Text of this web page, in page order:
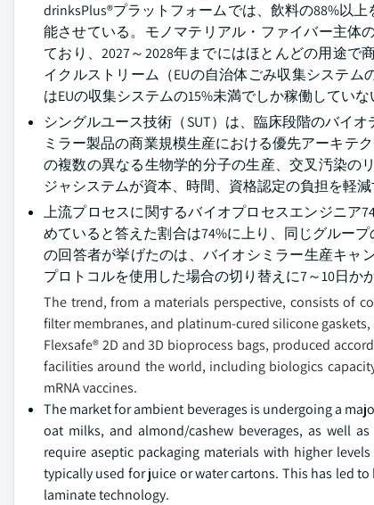
drinksPlus®プラットフォームでは、飲料の88%以
能させている。モノマテリアル・ファイバー主体
ており、2027～2028年までにはほとんどの用途
イクルストリーム（EUの自治体ごみ収集システ
はEUの収集システムの15%未満でしか稼働してい
シングルユース技術（SUT）は、臨床段階のバイ
ミラー製品の商業規模生産における優先アーキテ
の複数の異なる生物学的分子の生産、交叉汚染の
ジャシステムが資本、時間、資格認定の負担を軽減
上流プロセスに関するバイオプロセスエンジニア
めていると答えた割合は74%に上り、同じグルー
の回答者が挙げたのは、バイオシミラー生産キャ
プロトコルを使用した場合の切り替えに7～10日か
The trend, from a materials perspective, consists of
filter membranes, and platinum-cured silicone gaskets,
Flexsafe® 2D and 3D bioprocess bags, produced
facilities around the world, including biologics
mRNA vaccines.
The market for ambient beverages is undergoing a
oat milks, and almond/cashew beverages, as well
require aseptic packaging materials with higher
typically used for juice or water cartons. This has led
laminate technology.